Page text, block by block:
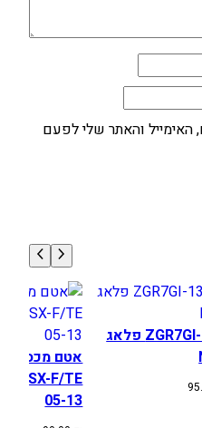
והאתר שלי לפעם
ZGR7GI-13G פלאג
אטם מכסה
SX-F/TE
05-13